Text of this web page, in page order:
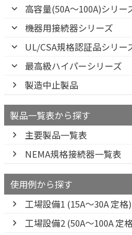
高容量(50A～100A)シリー
機器用接続器シリーズ
UL/CSA規格認証品シリー
最高級ハイパーシリーズ
製造中止製品
製品一覧表から探す
主要製品一覧表
NEMA規格接続器一覧表
使用例から探す
工場設備1 (15A〜30A 定格)
工場設備2 (50A〜100A 定